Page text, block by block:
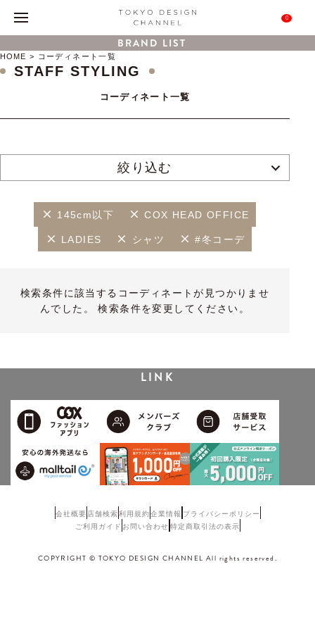
0
BRAND LIST
HOME コーディネート一覧
STAFF STYLING
コーディネート一覧
絞り込む
145cm以下 COX HEAD OFFICE
LADIES シャツ #冬コーデ
検索条件に該当するコーディネートが見つかりませ
んでした。 検索条件を変更してください。
LINK
会社概要 店舗検索利用規約企業情報 プライバシーポリシー
ご利用ガイド お問い合わせ 特定商取引法の表示
COPYRIGHT © TOKYO DESIGN CHANNEL All rights reserved.